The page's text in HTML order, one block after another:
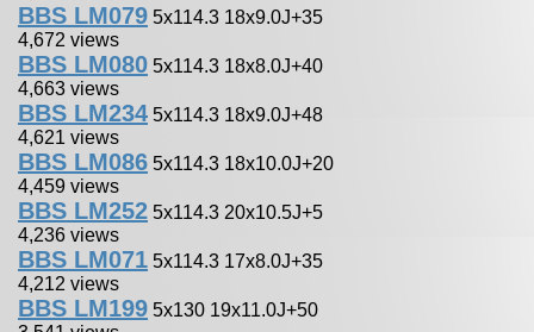
BBS LM079 5x114.3 18x9.0J+35
4,672 views
BBS LM080 5x114.3 18x8.0J+40
4,663 views
BBS LM234 5x114.3 18x9.0J+48
4,621 views
BBS LM086 5x114.3 18x10.0J+20
4,459 views
BBS LM252 5x114.3 20x10.5J+5
4,236 views
BBS LM071 5x114.3 17x8.0J+35
4,212 views
BBS LM199 5x130 19x11.0J+50